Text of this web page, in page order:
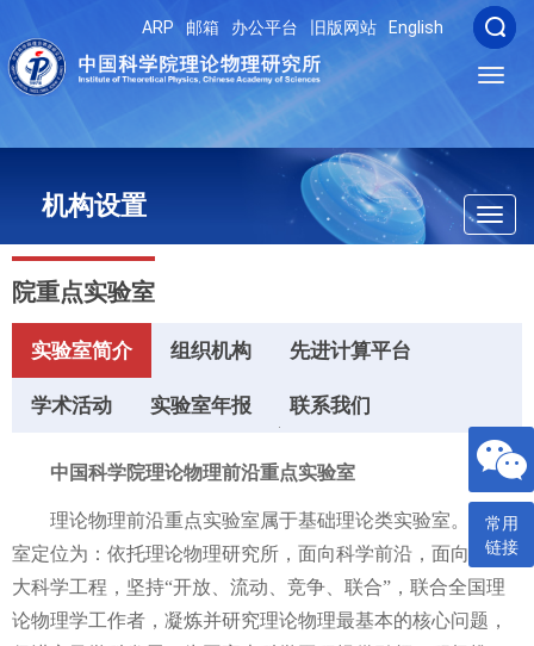
ARP 邮箱 办公平台 旧版网站 English
机构设置
院重点实验室
实验室简介 组织机构 先进计算平台
学术活动 实验室年报 联系我们
中国科学院理论物理前沿重点实验室
理论物理前沿重点实验室属于基础理论类实验室。实验
室定位为：依托理论物理研究所，面向科学前沿，面向国家
大科学工程，坚持“开放、流动、竞争、联合”，联合全国理
论物理学工作者，凝炼并研究理论物理最基本的核心问题，
常用
链接